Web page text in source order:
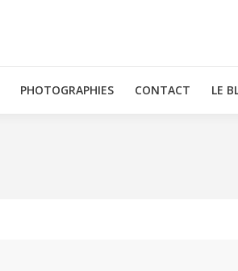
PHOTOGRAPHIES CONTACT LE